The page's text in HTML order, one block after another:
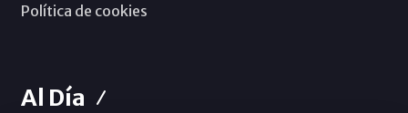
Política de cookies
Al Día